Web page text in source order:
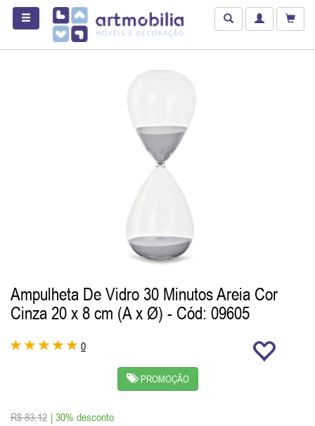
Ampulheta De Vidro 30 Minutos Areia Cor
Cinza 20 x 8 cm (A x Ø) - Cód: 09605
0
PROMOÇÃO
R$ 83,12 | 30% desconto